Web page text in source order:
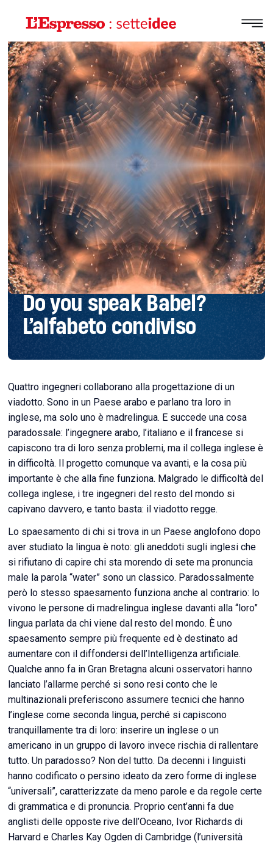
Do you speak Babel?
L’alfabeto condiviso
Quattro ingegneri collaborano alla progettazione di un
viadotto. Sono in un Paese arabo e parlano tra loro in
inglese, ma solo uno è madrelingua. E succede una cosa
paradossale: l’ingegnere arabo, l’italiano e il francese si
capiscono tra di loro senza problemi, ma il collega inglese è
in difficoltà. Il progetto comunque va avanti, e la cosa più
importante è che alla fine funziona. Malgrado le difficoltà del
collega inglese, i tre ingegneri del resto del mondo si
capivano davvero, e tanto basta: il viadotto regge.
Lo spaesamento di chi si trova in un Paese anglofono dopo
aver studiato la lingua è noto: gli aneddoti sugli inglesi che
si rifiutano di capire chi sta morendo di sete ma pronuncia
male la parola “water” sono un classico. Paradossalmente
però lo stesso spaesamento funziona anche al contrario: lo
vivono le persone di madrelingua inglese davanti alla “loro”
lingua parlata da chi viene dal resto del mondo. È uno
spaesamento sempre più frequente ed è destinato ad
aumentare con il diffondersi dell’Intelligenza artificiale.
Qualche anno fa in Gran Bretagna alcuni osservatori hanno
lanciato l’allarme perché si sono resi conto che le
multinazionali preferiscono assumere tecnici che hanno
l’inglese come seconda lingua, perché si capiscono
tranquillamente tra di loro: inserire un inglese o un
americano in un gruppo di lavoro invece rischia di rallentare
tutto. Un paradosso? Non del tutto. Da decenni i linguisti
hanno codificato o persino ideato da zero forme di inglese
“universali”, caratterizzate da meno parole e da regole certe
di grammatica e di pronuncia. Proprio cent’anni fa due
anglisti delle opposte rive dell’Oceano, Ivor Richards di
Harvard e Charles Kay Ogden di Cambridge (l’università